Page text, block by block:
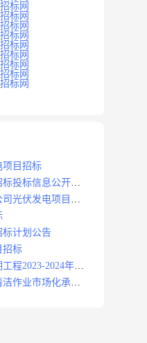
标网
标网
标网
标网
标网
标网
标网
标网
标网
项目招标
投标信息公开目
光伏发电项目招
标计划公告
招标
程2023-2024年度
作业市场化承包